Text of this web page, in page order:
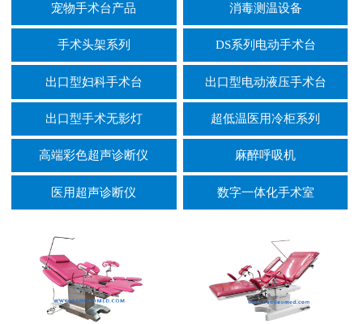
宠物手术台产品 消毒测温设备
手术头架系列 DS系列电动手术台
出口型妇科手术台 出口型电动液压手术台
出口型手术无影灯 超低温医用冷柜系列
高端彩色超声诊断仪 麻醉呼吸机
医用超声诊断仪 数字一体化手术室